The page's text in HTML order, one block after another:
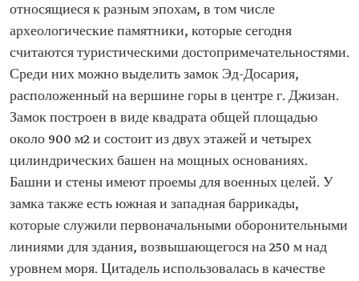
относящиеся к разным эпохам, в том числе
археологические памятники, которые сегодня
считаются туристическими достопримечательностями.
Среди них можно выделить замок Эд-Досария,
расположенный на вершине горы в центре г. Джизан.
Замок построен в виде квадрата общей площадью
около 900 м2 и состоит из двух этажей и четырех
цилиндрических башен на мощных основаниях.
Башни и стены имеют проемы для военных целей. У
замка также есть южная и западная баррикады,
которые служили первоначальными оборонительными
линиями для здания, возвышающегося на 250 м над
уровнем моря. Цитадель использовалась в качестве